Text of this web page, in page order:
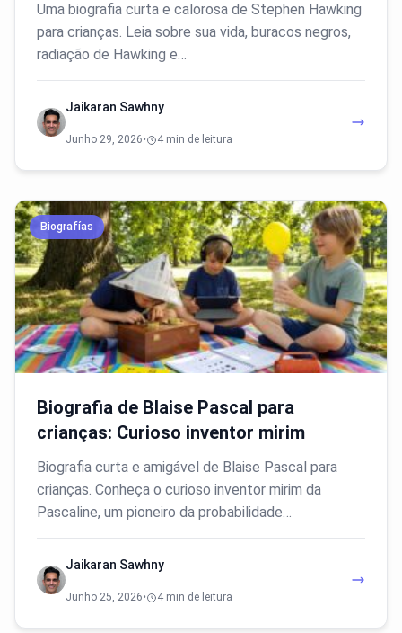
Uma biografia curta e calorosa de Stephen Hawking
para crianças. Leia sobre sua vida, buracos negros,
radiação de Hawking e…
Jaikaran Sawhny
Junho 29, 2026• 4 min de leitura
Biografías
Biografia de Blaise Pascal para
crianças: Curioso inventor mirim
Biografia curta e amigável de Blaise Pascal para
crianças. Conheça o curioso inventor mirim da
Pascaline, um pioneiro da probabilidade…
Jaikaran Sawhny
Junho 25, 2026• 4 min de leitura